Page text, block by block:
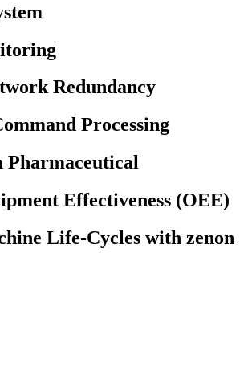
Redundancy
Processing
Effectiveness (OEE)
Life-Cycles with zenon